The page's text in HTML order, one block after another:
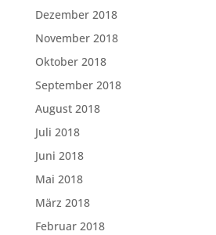
Dezember 2018
November 2018
Oktober 2018
September 2018
August 2018
Juli 2018
Juni 2018
Mai 2018
März 2018
Februar 2018